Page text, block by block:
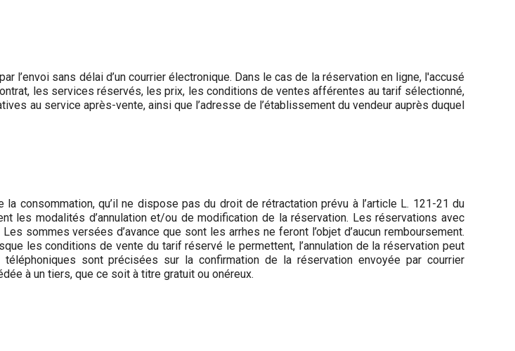
l’envoi sans délai d’un courrier électronique. Dans le cas de la réservation en ligne, l'accusé
les services réservés, les prix, les conditions de ventes afférentes au tarif sélectionné,
au service après-vente, ainsi que l’adresse de l’établissement du vendeur auprès duquel
consommation, qu’il ne dispose pas du droit de rétractation prévu à l’article L. 121-21 du
les modalités d’annulation et/ou de modification de la réservation. Les réservations avec
sommes versées d’avance que sont les arrhes ne feront l’objet d’aucun remboursement.
les conditions de vente du tarif réservé le permettent, l’annulation de la réservation peut
sont précisées sur la confirmation de la réservation envoyée par courrier
à un tiers, que ce soit à titre gratuit ou onéreux.